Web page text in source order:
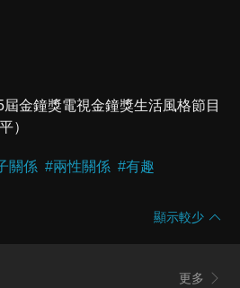
金鐘獎電視金鐘獎生活風格節目
）
關係 #兩性關係 #有趣
顯示較少
更多